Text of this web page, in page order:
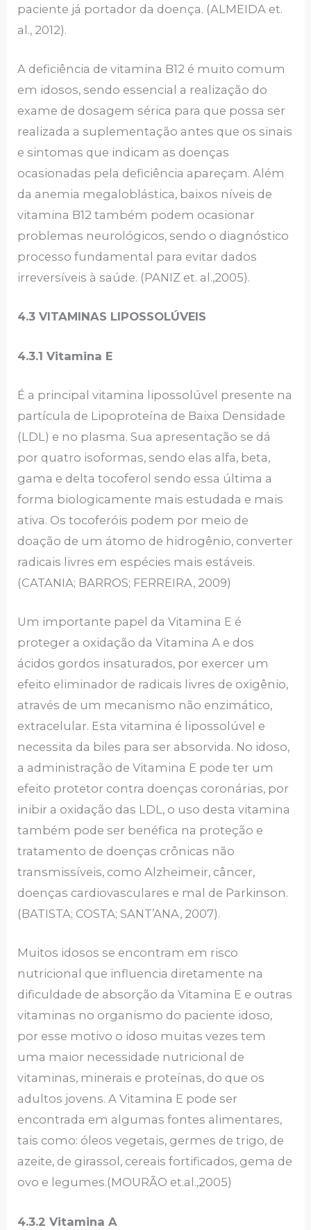
paciente já portador da doença. (ALMEIDA et.
al., 2012).
A deficiência de vitamina B12 é muito comum
em idosos, sendo essencial a realização do
exame de dosagem sérica para que possa ser
realizada a suplementação antes que os sinais
e sintomas que indicam as doenças
ocasionadas pela deficiência apareçam. Além
da anemia megaloblástica, baixos níveis de
vitamina B12 também podem ocasionar
problemas neurológicos, sendo o diagnóstico
processo fundamental para evitar dados
irreversíveis à saúde. (PANIZ et. al.,2005).
4.3 VITAMINAS LIPOSSOLÚVEIS
4.3.1 Vitamina E
É a principal vitamina lipossolúvel presente na
partícula de Lipoproteína de Baixa Densidade
(LDL) e no plasma. Sua apresentação se dá
por quatro isoformas, sendo elas alfa, beta,
gama e delta tocoferol sendo essa última a
forma biologicamente mais estudada e mais
ativa. Os tocoferóis podem por meio de
doação de um átomo de hidrogênio, converter
radicais livres em espécies mais estáveis.
(CATANIA; BARROS; FERREIRA, 2009)
Um importante papel da Vitamina E é
proteger a oxidação da Vitamina A e dos
ácidos gordos insaturados, por exercer um
efeito eliminador de radicais livres de oxigênio,
através de um mecanismo não enzimático,
extracelular. Esta vitamina é lipossolúvel e
necessita da biles para ser absorvida. No idoso,
a administração de Vitamina E pode ter um
efeito protetor contra doenças coronárias, por
inibir a oxidação das LDL, o uso desta vitamina
também pode ser benéfica na proteção e
tratamento de doenças crônicas não
transmissíveis, como Alzheimeir, câncer,
doenças cardiovasculares e mal de Parkinson.
(BATISTA; COSTA; SANT’ANA, 2007).
Muitos idosos se encontram em risco
nutricional que influencia diretamente na
dificuldade de absorção da Vitamina E e outras
vitaminas no organismo do paciente idoso,
por esse motivo o idoso muitas vezes tem
uma maior necessidade nutricional de
vitaminas, minerais e proteínas, do que os
adultos jovens. A Vitamina E pode ser
encontrada em algumas fontes alimentares,
tais como: óleos vegetais, germes de trigo, de
azeite, de girassol, cereais fortificados, gema de
ovo e legumes.(MOURÃO et.al.,2005)
4.3.2 Vitamina A